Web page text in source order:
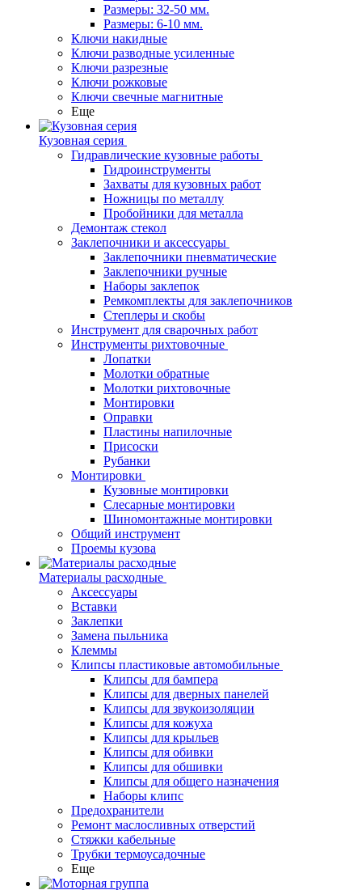
Размеры: 32-50 мм.
Размеры: 6-10 мм.
Ключи накидные
Ключи разводные усиленные
Ключи разрезные
Ключи рожковые
Ключи свечные магнитные
Еще
Кузовная серия
Гидравлические кузовные работы
Гидроинструменты
Захваты для кузовных работ
Ножницы по металлу
Пробойники для металла
Демонтаж стекол
Заклепочники и аксессуары
Заклепочники пневматические
Заклепочники ручные
Наборы заклепок
Ремкомплекты для заклепочников
Степлеры и скобы
Инструмент для сварочных работ
Инструменты рихтовочные
Лопатки
Молотки обратные
Молотки рихтовочные
Монтировки
Оправки
Пластины напилочные
Присоски
Рубанки
Монтировки
Кузовные монтировки
Слесарные монтировки
Шиномонтажные монтировки
Общий инструмент
Проемы кузова
Материалы расходные
Аксессуары
Вставки
Заклепки
Замена пыльника
Клеммы
Клипсы пластиковые автомобильные
Клипсы для бампера
Клипсы для дверных панелей
Клипсы для звукоизоляции
Клипсы для кожуха
Клипсы для крыльев
Клипсы для обивки
Клипсы для обшивки
Клипсы для общего назначения
Наборы клипс
Предохранители
Ремонт маслосливных отверстий
Стяжки кабельные
Трубки термоусадочные
Еще